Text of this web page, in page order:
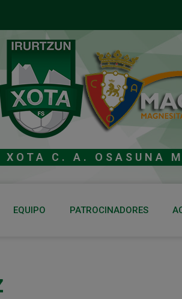
XOTA C. A. OSASUNA
EQUIPO PATROCINADORES